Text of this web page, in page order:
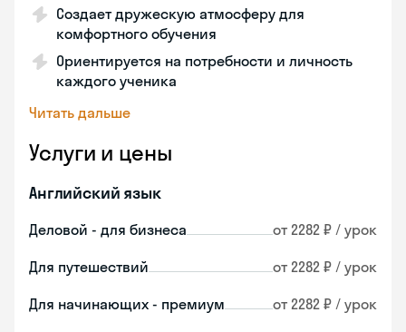
Создает дружескую атмосферу для
комфортного обучения
Ориентируется на потребности и личность
каждого ученика
Читать дальше
Услуги и цены
Английский язык
Деловой - для бизнеса от 2282 ₽ / урок
Для путешествий от 2282 ₽ / урок
Для начинающих - премиум от 2282 ₽ / урок